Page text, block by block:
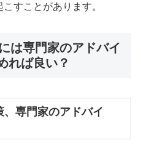
すことがあります。
は専門家のアドバイ
れば良い？
専門家のアドバイ